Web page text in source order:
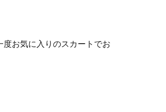
お気に入りのスカートでお